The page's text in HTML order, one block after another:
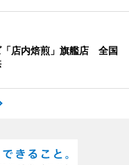
「店内焙煎」旗艦店 全国